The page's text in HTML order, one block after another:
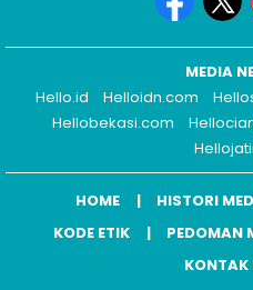
MEDIA
Hello.id
Helloidn.com
Hellobekasi.com
HOME HISTORI
KODE ETIK
PEDOMAN
KONTAK